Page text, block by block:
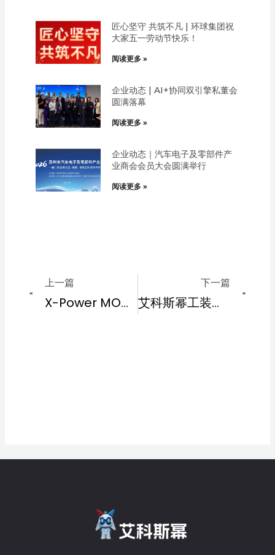
匠心坚守 共筑不凡 | 环球集团祝
大家五一劳动节快乐！
阅读更多 »
企业动态 | AI+协同双引擎私董会
圆满落幕
阅读更多 »
企业动态｜汽车电子及零部件产
业商会会员大会圆满举行
阅读更多 »
上一篇
X-Power MOM生产运营管理系统：数字化转型的可靠方案
下一篇
艾科斯幂工装管理系统：精细化工装调度，驱动制造效率革新